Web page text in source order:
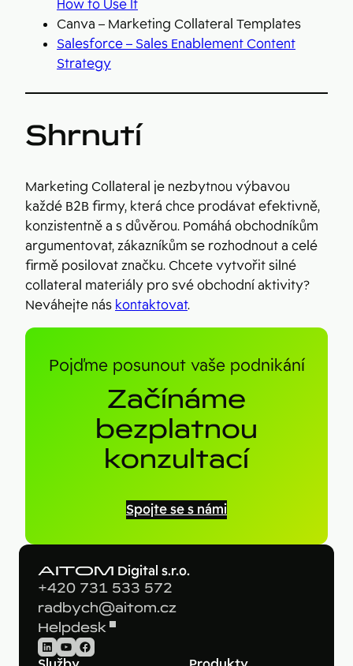
How to Use It
Canva – Marketing Collateral Templates
Salesforce – Sales Enablement Content
Strategy
Shrnutí
Marketing Collateral je nezbytnou výbavou
každé B2B firmy, která chce prodávat efektivně,
konzistentně a s důvěrou. Pomáhá obchodníkům
argumentovat, zákazníkům se rozhodnout a celé
firmě posilovat značku. Chcete vytvořit silné
collateral materiály pro své obchodní aktivity?
Neváhejte nás kontaktovat.
Pojďme posunout vaše podnikání
Začínáme
bezplatnou
konzultací
Spojte se s námi
AITOM Digital s.r.o.
+420 731 533 572
radbych@aitom.cz
Helpdesk
LinkedIn
YouTube
Facebook